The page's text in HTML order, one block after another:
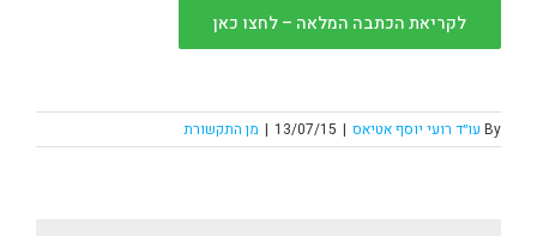
לקריאת הכתבה המלאה – לחצו כאן
By עו״ד רועי יוסף אטיאס |
13/07/15
| מן התקשורת